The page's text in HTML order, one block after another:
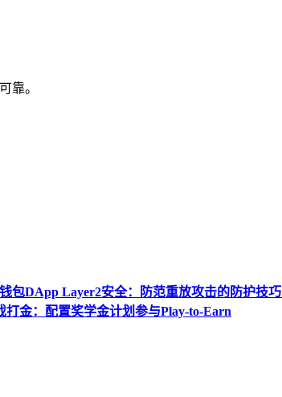
靠。
包DApp Layer2安全：防范重放攻击的防护技巧
打金：配置奖学金计划参与Play-to-Earn